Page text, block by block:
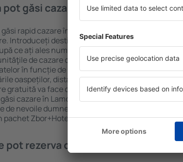
pot găsi cazare în Lamotte-Beuvron?
rapid cazare în Lamotte-Beuvron folosind un
Introduceți destinația și datele de check-in și
ce ați ales numărul de persoane, motorul de
de cazare disponibile în Lamotte-Beuvron.
în funcție de tipul proprietăţii, numărul de
oaspeților, distanța față de centru și opțiunea
gratuită va face căutarea mult mai ușoară. Astfel
cazare în Lamotte-Beuvron în doar câteva
de nevoile dumneavoastră, puteți rezerva doar
pachet Zbor+Hotel.
pot rezerva cazare în Lamotte-